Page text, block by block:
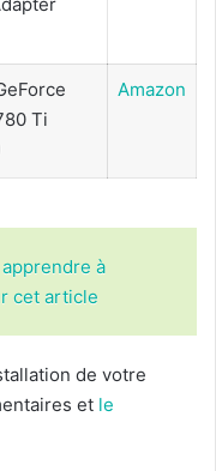
Ti
Amazon
à
cet article
de votre
et le